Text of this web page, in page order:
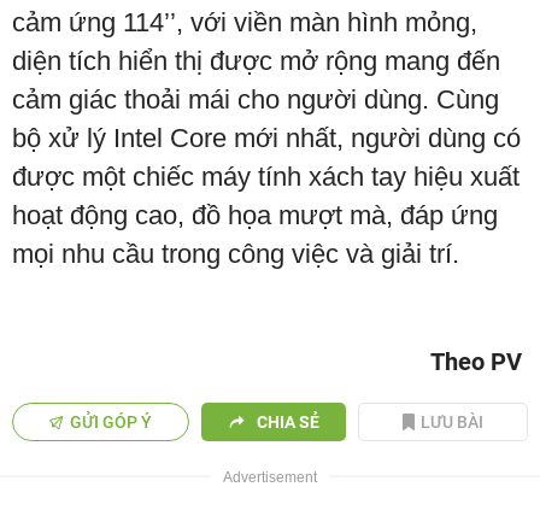
cảm ứng 114’’, với viền màn hình mỏng,
diện tích hiển thị được mở rộng mang đến
cảm giác thoải mái cho người dùng. Cùng
bộ xử lý Intel Core mới nhất, người dùng có
được một chiếc máy tính xách tay hiệu xuất
hoạt động cao, đồ họa mượt mà, đáp ứng
mọi nhu cầu trong công việc và giải trí.
Theo PV
GỬI GÓP Ý CHIA SẺ LƯU BÀI